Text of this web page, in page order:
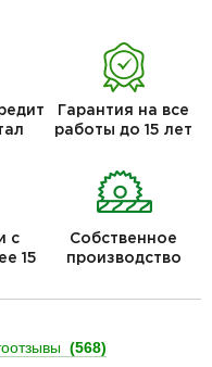
Гарантия на все
работы до 15 лет
с
15
Собственное
производство
(568)